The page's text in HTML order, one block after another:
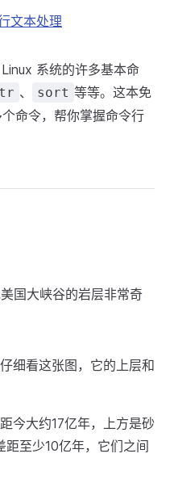
文本处理
系统的许多基本命
tr 、 sort 等等。这本免
命令，帮你掌握命令行
国大峡谷的岩层非常奇
细看这张图，它的上层和
今大约17亿年，上方是砂
至少10亿年，它们之间